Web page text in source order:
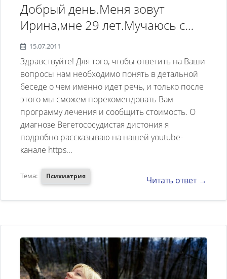
Добрый день.Меня зовут
Ирина,мне 29 лет.Мучаюсь с
синдромом ВСД уже 6лет,а
сейчас начались сильные
панические атаки,скачки
давления,тревога и
страхи.Скажите где можно
увидеть расценки на
прохождение лечения в вашей
клиники.Спасибо.
15.07.2011
Здравствуйте! Для того, чтобы ответить на Ваши
вопросы нам необходимо понять в детальной
беседе о чем именно идет речь, и только после
этого мы сможем порекомендовать Вам
программу лечения и сообщить стоимость. О
диагнозе Вегетососудистая дистония я
подробно рассказываю на нашей youtube-
канале https...
Тема: Психиатрия Читать ответ →